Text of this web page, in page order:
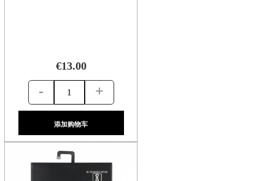
€13.00
- +
添加购物车